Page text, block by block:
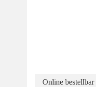
Online bestellbar